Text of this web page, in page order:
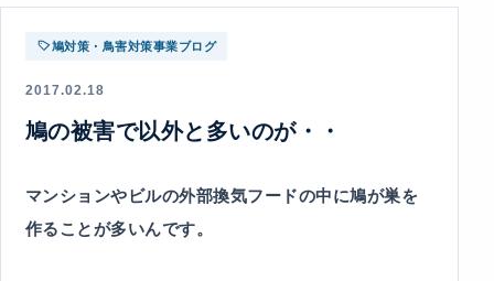
鳩対策・鳥害対策事業ブログ
2017.02.18
鳩の被害で以外と多いのが・・
マンションやビルの外部換気フードの中に鳩が巣を
作ることが多いんです。